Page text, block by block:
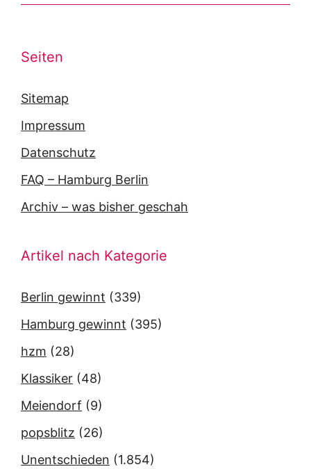
Seiten
Sitemap
Impressum
Datenschutz
FAQ – Hamburg Berlin
Archiv – was bisher geschah
Artikel nach Kategorie
Berlin gewinnt (339)
Hamburg gewinnt (395)
hzm (28)
Klassiker (48)
Meiendorf (9)
popsblitz (26)
Unentschieden (1.854)